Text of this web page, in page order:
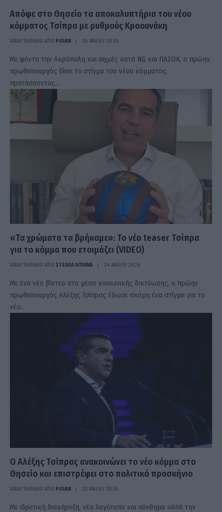
Απόψε στο Θησείο τα αποκαλυπτήρια του νέου
κόμματος Τσίπρα με ρυθμούς Κραουνάκη
ΑΝΑΡΤΗΘΗΚΕ ΑΠΟ PIOAN 26 ΜΑΪ́ΟΥ 2026
Με φόντο την Ακρόπολη και αιχμές κατά ΝΔ και ΠΑΣΟΚ, ο πρώην
πρωθυπουργός δίνει το στίγμα του νέου κόμματος,
προτάσσοντας…
«Τα χρώματα τα βρήκαμε»: Το νέο teaser Τσίπρα
για το κόμμα που ετοιμάζει (VIDEO)
ΑΝΑΡΤΗΘΗΚΕ ΑΠΟ ΣΤΈΛΛΑ ΛΊΤΑΙΝΑ 24 ΜΑΪ́ΟΥ 2026
Με ένα νέο βίντεο στα μέσα κοινωνικής δικτύωσης, ο πρώην
πρωθυπουργός Αλέξης Τσίπρας έδωσε ακόμη ένα στίγμα για το
νέο…
Ο Αλέξης Τσίπρας ανακοινώνει το νέο κόμμα στο
Θησείο και επιστρέφει στο πολιτικό προσκήνιο
ΑΝΑΡΤΗΘΗΚΕ ΑΠΟ PIOAN 22 ΜΑΪ́ΟΥ 2026
Με ιδρυτική διακήρυξη, νέο λογότυπο και σύνθημα «Από την